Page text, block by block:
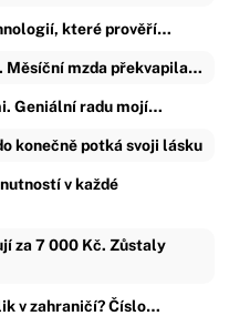
které prověří…
Měsíční mzda překvapila…
Geniální radu mojí…
konečně potká svoji lásku
v každé
za 7 000 Kč. Zůstaly
v zahraničí? Číslo…